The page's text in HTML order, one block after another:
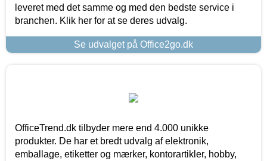
leveret med det samme og med den bedste service i
branchen. Klik her for at se deres udvalg.
Se udvalget på Office2go.dk
OfficeTrend.dk tilbyder mere end 4.000 unikke
produkter. De har et bredt udvalg af elektronik,
emballage, etiketter og mærker, kontorartikler, hobby,